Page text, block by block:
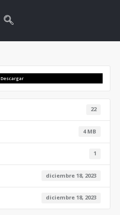
Descargar
22
4 MB
1
diciembre 18, 2023
diciembre 18, 2023